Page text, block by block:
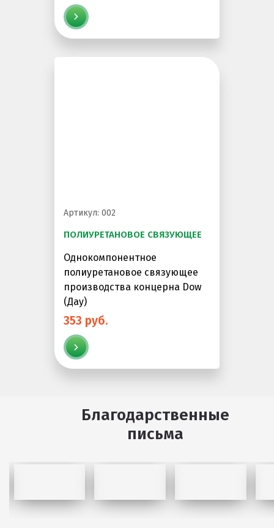
Артикул: 002
ПОЛИУРЕТАНОВОЕ СВЯЗУЮЩЕЕ
Однокомпонентное
полиуретановое связующее
производства концерна Dow
(Дау)
353 руб.
Благодарственные
письма